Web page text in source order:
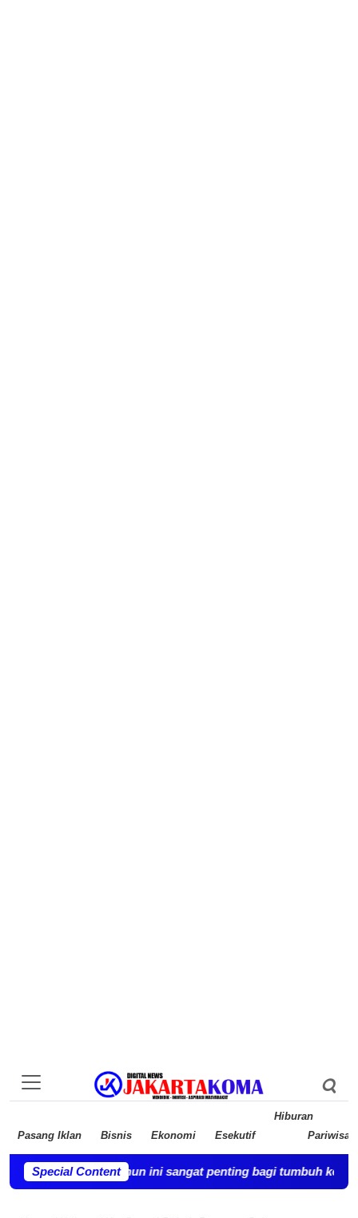
Pasang Iklan Bisnis Ekonomi Esekutif
Hiburan
Pariwisata
Special Content
dua tahun ini sangat penting bagi tumbuh kembangnya